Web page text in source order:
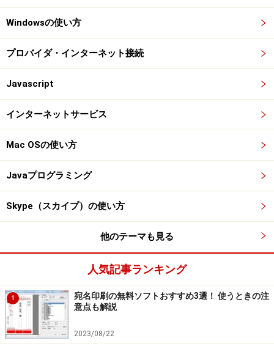
Windowsの使い方
プロバイダ・インターネット接続
Javascript
インターネットサービス
Mac OSの使い方
Javaプログラミング
Skype（スカイプ）の使い方
他のテーマも見る
人気記事ランキング
1
宛名印刷の無料ソフトおすすめ3選！ 使うときの注
意点も解説
2023/08/22